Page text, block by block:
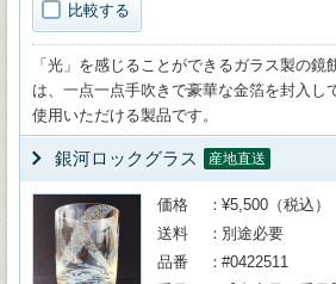
比較する
「光」を感じることができるガラス製の鏡
は、一点一点手吹きで豪華な金箔を封入し
使用いただける製品です。
銀河ロックグラス 産地直送
価格
¥5,500（税込）
送料
別途必要
品番
#0422511